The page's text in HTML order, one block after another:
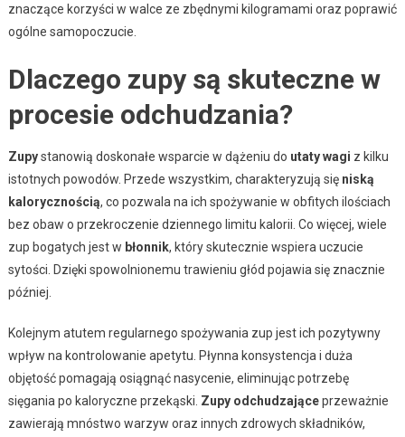
znaczące korzyści w walce ze zbędnymi kilogramami oraz poprawić
ogólne samopoczucie.
Dlaczego zupy są skuteczne w
procesie odchudzania?
Zupystanowią doskonałe wsparcie w dążeniu do utaty wagi z kilku
istotnych powodów. Przede wszystkim, charakteryzują się niską
kalorycznością, co pozwala na ich spożywanie w obfitych ilościach
bez obaw o przekroczenie dziennego limitu kalorii. Co więcej, wiele
zup bogatych jest w błonnik, który skutecznie wspiera uczucie
sytości. Dzięki spowolnionemu trawieniu głód pojawia się znacznie
później.
Kolejnym atutem regularnego spożywania zup jest ich pozytywny
wpływ na kontrolowanie apetytu. Płynna konsystencja i duża
objętość pomagają osiągnąć nasycenie, eliminując potrzebę
sięgania po kaloryczne przekąski. Zupy odchudzająceprzeważnie
zawierają mnóstwo warzyw oraz innych zdrowych składników,